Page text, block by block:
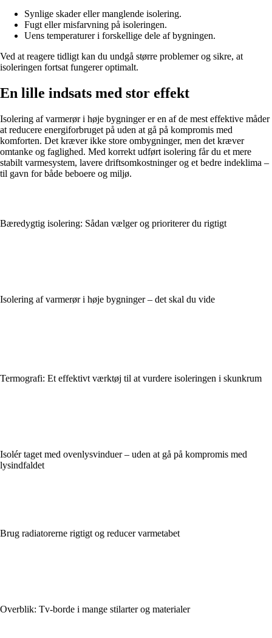
Synlige skader eller manglende isolering.
Fugt eller misfarvning på isoleringen.
Uens temperaturer i forskellige dele af bygningen.
Ved at reagere tidligt kan du undgå større problemer og sikre, at
isoleringen fortsat fungerer optimalt.
En lille indsats med stor effekt
Isolering af varmerør i høje bygninger er en af de mest effektive måder
at reducere energiforbruget på uden at gå på kompromis med
komforten. Det kræver ikke store ombygninger, men det kræver
omtanke og faglighed. Med korrekt udført isolering får du et mere
stabilt varmesystem, lavere driftsomkostninger og et bedre indeklima –
til gavn for både beboere og miljø.
Bæredygtig isolering: Sådan vælger og prioriterer du rigtigt
Isolering af varmerør i høje bygninger – det skal du vide
Termografi: Et effektivt værktøj til at vurdere isoleringen i skunkrum
Isolér taget med ovenlysvinduer – uden at gå på kompromis med
lysindfaldet
Brug radiatorerne rigtigt og reducer varmetabet
Overblik: Tv-borde i mange stilarter og materialer